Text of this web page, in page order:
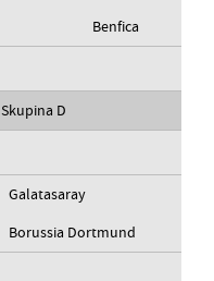
Benfica
Skupina D
Galatasaray
Borussia Dortmund